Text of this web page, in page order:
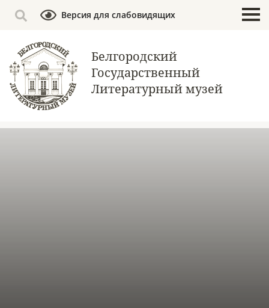
Версия для слабовидящих
Белгородский
Государственный
Литературный музей